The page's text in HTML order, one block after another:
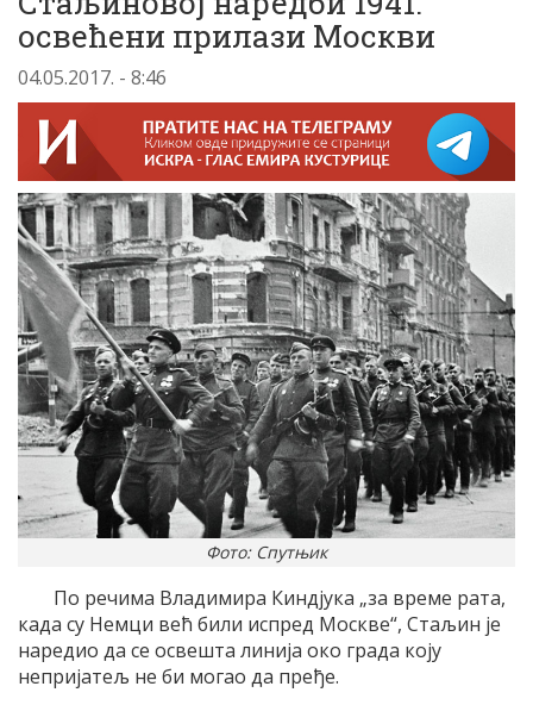
освећени прилази Москви
04.05.2017. - 8:46
Фото: Спутњик
По речима Владимира Киндјука „за време рата,
када су Немци већ били испред Москве“, Стаљин је
наредио да се освешта линија око града коју
непријатељ не би могао да пређе.